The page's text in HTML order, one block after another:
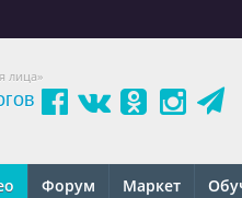
лица»
Форум Маркет